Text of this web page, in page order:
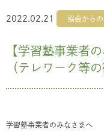
2022.02.21 協会から
【学習塾事業者
（テレワーク等
学習塾事業者のみなさまへ